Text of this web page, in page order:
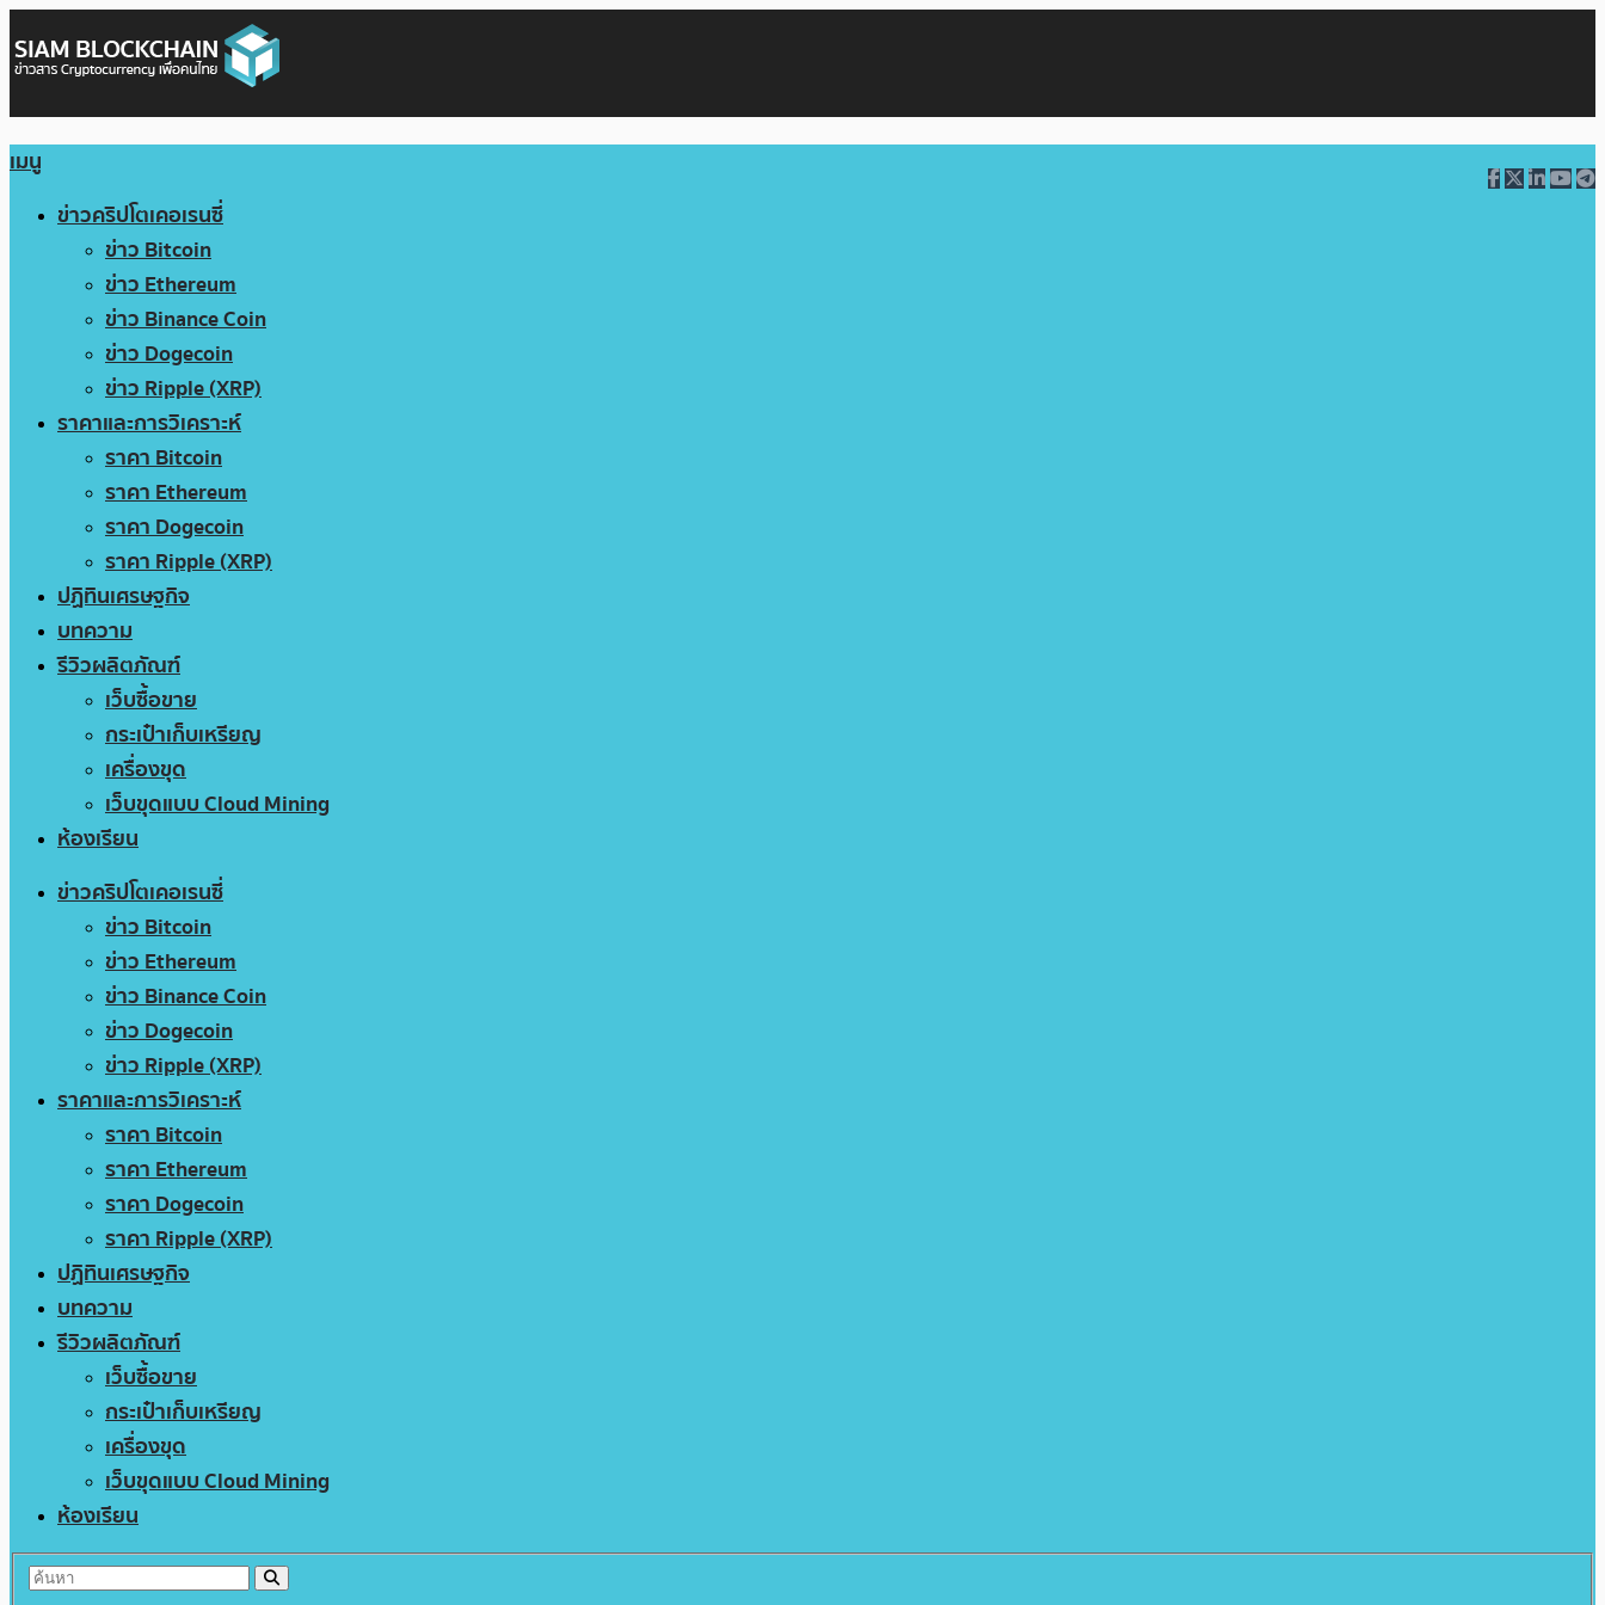
เมนู
ข่าวคริปโตเคอเรนซี่
ข่าว Bitcoin
ข่าว Ethereum
ข่าว Binance Coin
ข่าว Dogecoin
ข่าว Ripple (XRP)
ราคาและการวิเคราะห์
ราคา Bitcoin
ราคา Ethereum
ราคา Dogecoin
ราคา Ripple (XRP)
ปฏิทินเศรษฐกิจ
บทความ
รีวิวผลิตภัณฑ์
เว็บซื้อขาย
กระเป๋าเก็บเหรียญ
เครื่องขุด
เว็บขุดแบบ Cloud Mining
ห้องเรียน
ข่าวคริปโตเคอเรนซี่
ข่าว Bitcoin
ข่าว Ethereum
ข่าว Binance Coin
ข่าว Dogecoin
ข่าว Ripple (XRP)
ราคาและการวิเคราะห์
ราคา Bitcoin
ราคา Ethereum
ราคา Dogecoin
ราคา Ripple (XRP)
ปฏิทินเศรษฐกิจ
บทความ
รีวิวผลิตภัณฑ์
เว็บซื้อขาย
กระเป๋าเก็บเหรียญ
เครื่องขุด
เว็บขุดแบบ Cloud Mining
ห้องเรียน